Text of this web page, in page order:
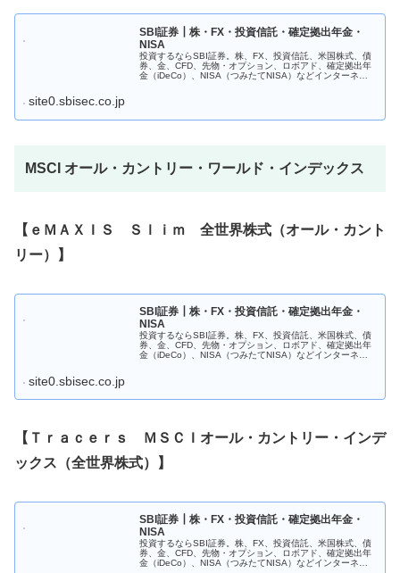
SBI証券┃株・FX・投資信託・確定拠出年金・
NISA
投資するならSBI証券。株、FX、投資信託、米国株式、債
券、金、CFD、先物・オプション、ロボアド、確定拠出年
金（iDeCo）、NISA（つみたてNISA）などインターネッ
site0.sbisec.co.jp
MSCI オール・カントリー・ワールド・インデックス
【ｅＭＡＸＩＳ Ｓｌｉｍ 全世界株式（オール・カント
リー）】
SBI証券┃株・FX・投資信託・確定拠出年金・
NISA
投資するならSBI証券。株、FX、投資信託、米国株式、債
券、金、CFD、先物・オプション、ロボアド、確定拠出年
金（iDeCo）、NISA（つみたてNISA）などインターネッ
site0.sbisec.co.jp
【Ｔｒａｃｅｒｓ ＭＳＣＩオール・カントリー・インデ
ックス（全世界株式）】
SBI証券┃株・FX・投資信託・確定拠出年金・
NISA
投資するならSBI証券。株、FX、投資信託、米国株式、債
券、金、CFD、先物・オプション、ロボアド、確定拠出年
金（iDeCo）、NISA（つみたてNISA）などインターネッ